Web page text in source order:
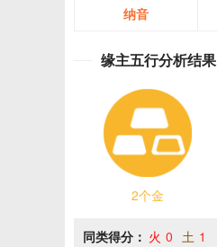
纳音
缘主五行分析结果
2个金
同类得分： 火 0 土 1